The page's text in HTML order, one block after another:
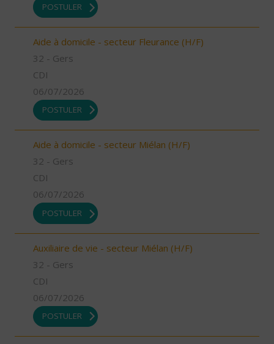
POSTULER
Aide à domicile - secteur Fleurance (H/F)
32 - Gers
CDI
06/07/2026
POSTULER
Aide à domicile - secteur Miélan (H/F)
32 - Gers
CDI
06/07/2026
POSTULER
Auxiliaire de vie - secteur Miélan (H/F)
32 - Gers
CDI
06/07/2026
POSTULER